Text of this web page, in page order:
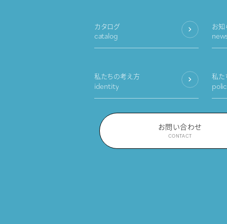
カタログ
catalog
お知
私たちの考え方
identity
私た
お問い合わせ
CONTACT